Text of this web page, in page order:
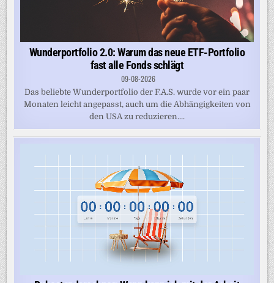
Wunderportfolio 2.0: Warum das neue ETF-Portfolio
fast alle Fonds schlägt
09-08-2026
Das beliebte Wunderportfolio der F.A.S. wurde vor ein paar
Monaten leicht angepasst, auch um die Abhängigkeiten von
den USA zu reduzieren....